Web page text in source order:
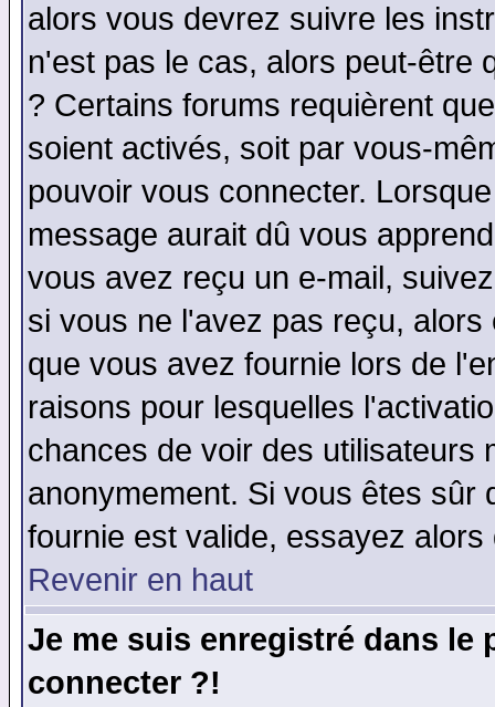
alors vous devrez suivre les
n'est pas le cas, alors peut-être
? Certains forums requièrent
soient activés, soit par vous-
pouvoir vous connecter.
message aurait dû vous
vous avez reçu un e-mail,
si vous ne l'avez pas reçu,
que vous avez fournie lors de
raisons pour lesquelles
chances de voir des utilisateurs
anonymement. Si vous êtes sûr
fournie est valide, essayez
Revenir en haut
Je me suis enregistré dans le
connecter ?!